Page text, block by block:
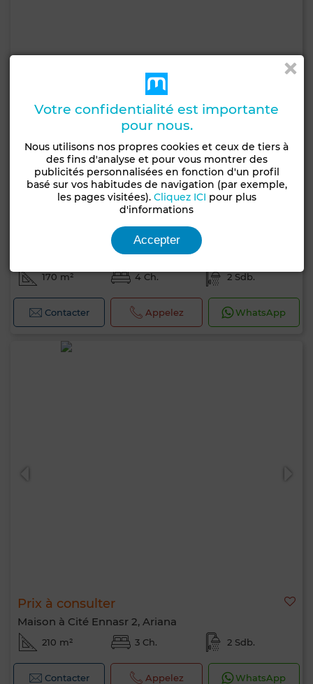
Prix à consulter
Maison à Cité Ennasr 2, Ariana
170 m² 4 Ch. 2 Sdb.
Contacter Appelez WhatsApp
Prix à consulter
Maison à Cité Ennasr 2, Ariana
210 m² 3 Ch. 2 Sdb.
Contacter Appelez WhatsApp
Votre confidentialité est importante
pour nous.
Nous utilisons nos propres cookies et ceux de tiers à
des fins d'analyse et pour vous montrer des
publicités personnalisées en fonction d'un profil
basé sur vos habitudes de navigation (par exemple,
les pages visitées). Cliquez ICI pour plus
d'informations
Accepter